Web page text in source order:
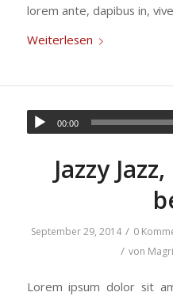
lorem ante, dapibus in,
Weiterlesen
00:00
Jazzy
September 29, 2014 / 0
/ von
Lorem ipsum dolor sit